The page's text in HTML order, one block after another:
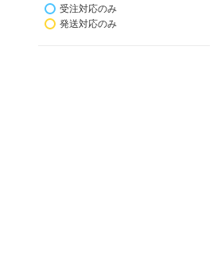
受注対応のみ
発送対応のみ